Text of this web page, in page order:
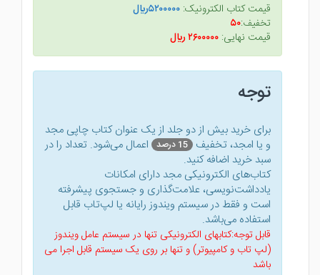
قیمت کتاب الکترونیک: ۵۲۰۰۰۰۰ريال
تخفیف:۵۰
قیمت نهایی: ۲۶۰۰۰۰۰ ريال
توجه
برای خرید بیش از دو جلد از یک عنوان کتاب‌ چاپی مجد
و یا امجد، تخفیف 15 درصد
اعمال می‌شود. تعداد را در
سبد خرید اضافه کنید.
کتاب‌های الکترونیکی مجد دارای امکانات
یادداشت‌نویسی، علامت‌گذاری و جستجوی پیشرفته
است و فقط در سیستم ویندوز رایانه یا لپ‌تاب قابل
استفاده می‌باشد.
قابل توجه:کتابهای الکترونیکی تنها در سیستم عامل ویندوز
(لپ تاب و کامپیوتر) و تنها بر روی یک سیستم قابل اجرا می
باشد